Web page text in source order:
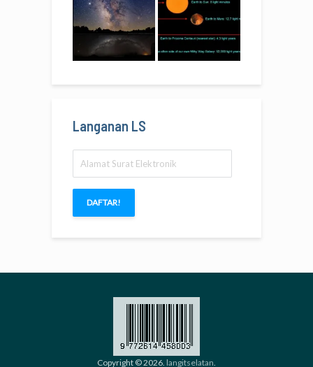
Langanan LS
Surat
Elektronik
DAFTAR!
Copyright © 2026. langitselatan